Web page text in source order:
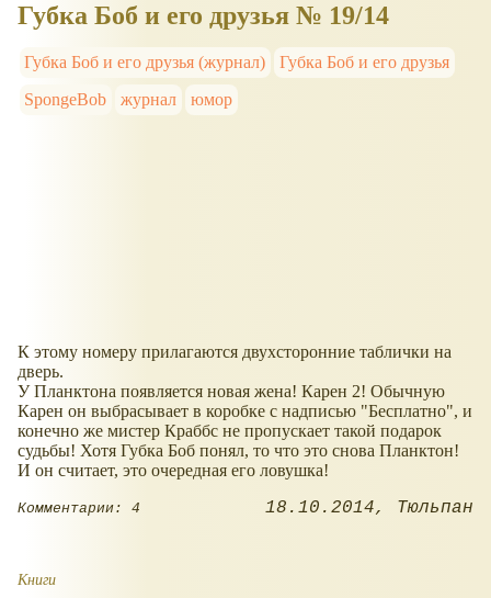
Губка Боб и его друзья № 19/14
Губка Боб и его друзья (журнал)
Губка Боб и его друзья
SpongeBob
журнал юмор
К этому номеру прилагаются двухсторонние таблички на
дверь.
У Планктона появляется новая жена! Карен 2! Обычную
Карен он выбрасывает в коробке с надписью "Бесплатно", и
конечно же мистер Краббс не пропускает такой подарок
судьбы! Хотя Губка Боб понял, то что это снова Планктон!
И он считает, это очередная его ловушка!
Комментарии: 4 18.10.2014 Тюльпан
Книги